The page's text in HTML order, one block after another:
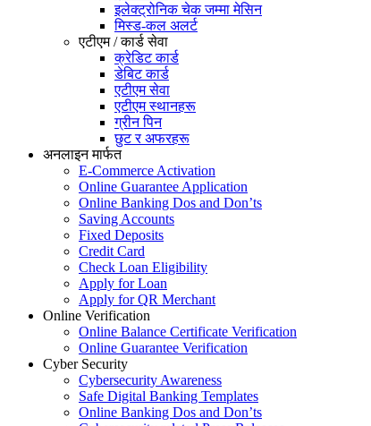
इलेक्ट्रोनिक चेक जम्मा मेसिन
मिस्ड-कल अलर्ट
एटीएम / कार्ड सेवा
क्रेडिट कार्ड
डेबिट कार्ड
एटीएम सेवा
एटीएम स्थानहरू
ग्रीन पिन
छुट र अफरहरू
अनलाइन मार्फत
E-Commerce Activation
Online Guarantee Application
Online Banking Dos and Don’ts
Saving Accounts
Fixed Deposits
Credit Card
Check Loan Eligibility
Apply for Loan
Apply for QR Merchant
Online Verification
Online Balance Certificate Verification
Online Guarantee Verification
Cyber Security
Cybersecurity Awareness
Safe Digital Banking Templates
Online Banking Dos and Don’ts